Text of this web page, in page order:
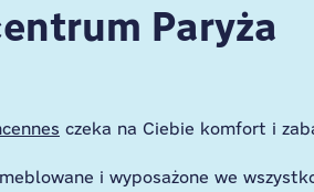
Paryża
czeka na Ciebie komfort i
i wyposażone we